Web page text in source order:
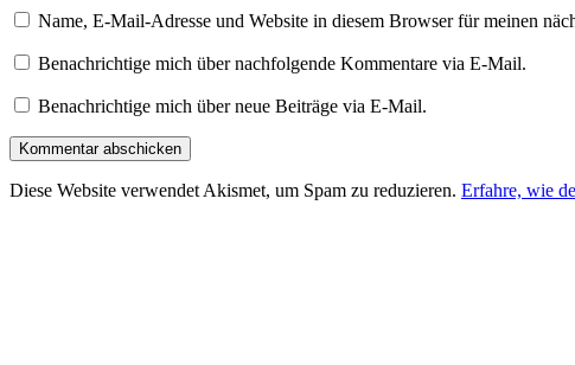
Name, E-Mail-Adresse und Website in diesem Browser für meinen
Benachrichtige mich über nachfolgende Kommentare via E-Mail.
Benachrichtige mich über neue Beiträge via E-Mail.
Diese Website verwendet Akismet, um Spam zu reduzieren. Erfahre, wie